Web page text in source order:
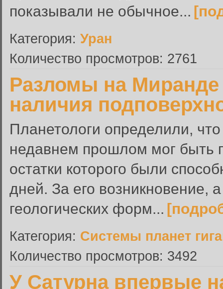
показывали не обычное...
Категория: Уран
Количество просмотров: 2761
Разломы на
наличия
Планетологи определили,
недавнем прошлом мог быть
остатки которого были
дней. За его возникновение,
геологических форм...
Категория: Системы планет
Количество просмотров: 3492
У Сатурна впервые